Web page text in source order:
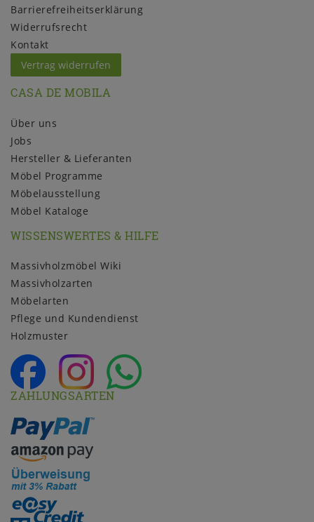
Barrierefreiheitserklärung
Widerrufs­recht
Kontakt
Vertrag widerrufen
CASA DE MOBILA
Über uns
Jobs
Hersteller & Lieferanten
Möbel Programme
Möbelausstellung
Möbel Kataloge
WISSENSWERTES & HILFE
Massivholzmöbel Wiki
Massivholzarten
Möbelarten
Pflege und Kundendienst
Holzmuster
ZAHLUNGSARTEN